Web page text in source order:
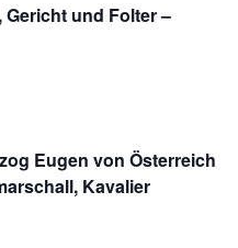
Gericht und Folter –
Eugen von Österreich
Kavalier